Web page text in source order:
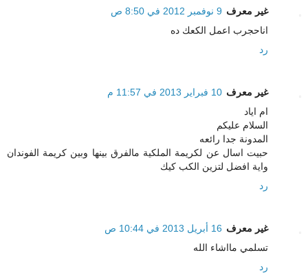
غير معرف 9 نوفمبر 2012 في 8:50 ص
اناحجرب اعمل الكعك ده
رد
غير معرف 10 فبراير 2013 في 11:57 م
ام اياد
السلام عليكم
المدونة جدا رائعه
حبيت اسال عن لكريمة الملكية مالفرق بينها وبين كريمة الفوندان
واية افضل لتزين الكب كيك
رد
غير معرف 16 أبريل 2013 في 10:44 ص
تسلمي مااشاء الله
رد